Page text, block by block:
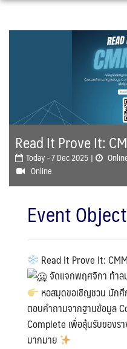
Skip
Read It Prove It:
Today - 7 Dec 2025 |
Online
Event
Read It Prove It:
จัดแจกพฤศจิกา ท้าล
หอสมุดขอเชิญชวน นักศึ
ตอบคำถามจากฐานข้อมูล
Complete เพื่อลุ้นรับของร
มากมาย